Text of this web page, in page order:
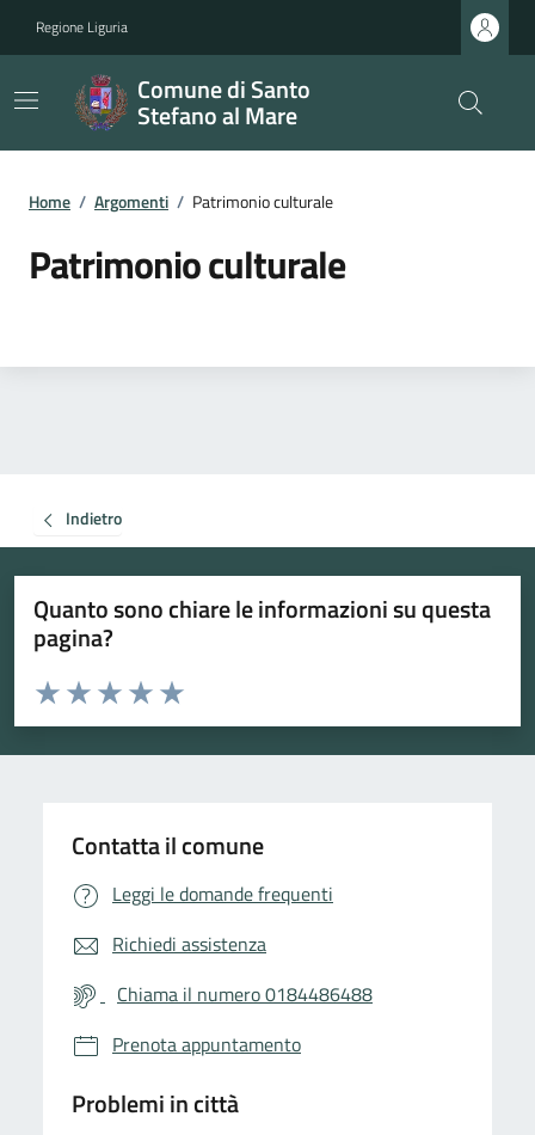
Regione Liguria
Comune di Santo
Stefano al Mare
Home / Argomenti / Patrimonio culturale
Patrimonio culturale
Indietro
Quanto sono chiare le informazioni su questa
pagina?
Valuta da 1 a 5 stelle la pagina
Valuta 5 stelle su 5
Valuta 4 stelle su 5
Valuta 3 stelle su 5
Valuta 2 stelle su 5
Valuta 1 stelle su 5
Contatta il comune
Leggi le domande frequenti
Richiedi assistenza
Chiama il numero 0184486488
Prenota appuntamento
Problemi in città